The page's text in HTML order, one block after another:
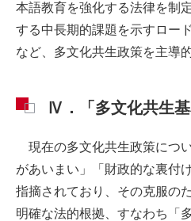
本語教育を強化する法律を制
する中長期的課題を示すロー
など、多文化共生政策を主導
Ⅳ．「多文化共生
現在の多文化共生政策につ
があいまい」「財政的な裏付
指摘されており、その克服の
明確な法的根拠、すなわち「